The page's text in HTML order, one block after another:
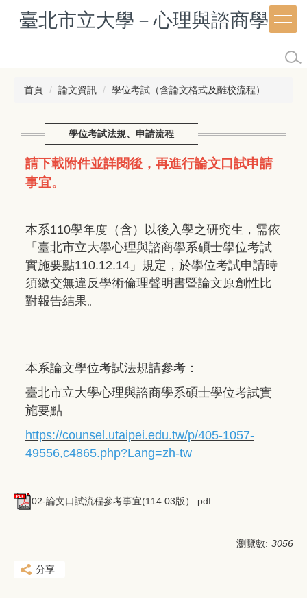
臺北市立大學－心理與諮商學系
首頁 論文資訊 學位考試（含論文格式及離校流程）
學位考試法規、申請流程
請下載附件並詳閱後，再進行論文口試申請
事宜。
本系110學年度（含）以後入學之研究生，需依
「臺北市立大學心理與諮商學系碩士學位考試
實施要點110.12.14」規定，於學位考試申請時
須繳交無違反學術倫理聲明書暨論文原創性比
對報告結果。
本系論文學位考試法規請參考：
臺北市立大學心理與諮商學系碩士學位考試實
施要點
https://counsel.utaipei.edu.tw/p/405-1057-
49556,c4865.php?Lang=zh-tw
02-論文口試流程參考事宜(114.03版）.pdf
瀏覽數: 3056
分享